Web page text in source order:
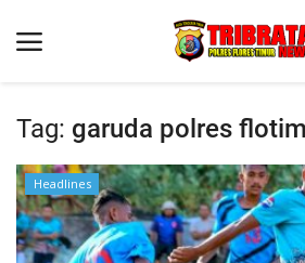
Beranda
Terms & Conditions
Binkam
Tag: garuda polres flotim
Headlines